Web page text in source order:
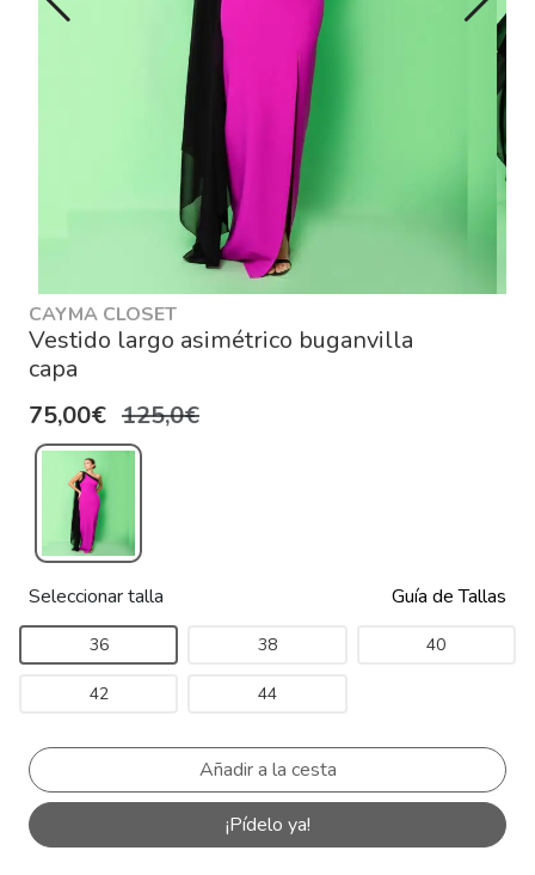
CAYMA CLOSET
Vestido largo asimétrico buganvilla
capa
75,00€ 125,0€
Seleccionar talla Guía de Tallas
36 38 40
42 44
¡Pídelo ya!